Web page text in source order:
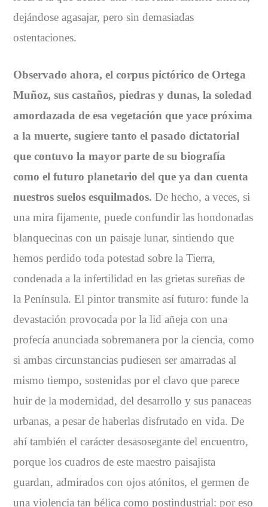
dejándose agasajar, pero sin demasiadas
ostentaciones.
Observado ahora, el corpus pictórico de Ortega
Muñoz, sus castaños, piedras y dunas, la soledad
amordazada de esa vegetación que yace próxima
a la muerte, sugiere tanto el pasado dictatorial
que contuvo la mayor parte de su biografía
como el futuro planetario del que ya dan cuenta
nuestros suelos esquilmados. De hecho, a veces, si
una mira fijamente, puede confundir las hondonadas
blanquecinas con un paisaje lunar, sintiendo que
hemos perdido toda potestad sobre la Tierra,
condenada a la infertilidad en las grietas sureñas de
la Península. El pintor transmite así futuro: funde la
devastación provocada por la lid añeja con una
profecía anunciada sobremanera por la ciencia, como
si ambas circunstancias pudiesen ser amarradas al
mismo tiempo, sostenidas por el clavo que parece
huir de la modernidad, del desarrollo y sus panaceas
urbanas, a pesar de haberlas disfrutado en vida. De
ahí también el carácter desasosegante del encuentro,
porque los cuadros de este maestro paisajista
guardan, admirados con ojos atónitos, el germen de
una violencia tan bélica como postindustrial: por eso